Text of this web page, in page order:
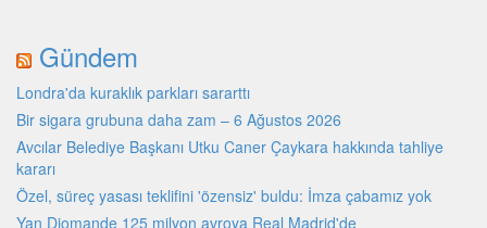
Gündem
Londra'da kuraklık parkları sararttı
Bir sigara grubuna daha zam – 6 Ağustos 2026
Avcılar Belediye Başkanı Utku Caner Çaykara hakkında tahliye
kararı
Özel, süreç yasası teklifini 'özensiz' buldu: İmza çabamız yok
Yan Diomande 125 milyon avroya Real Madrid'de